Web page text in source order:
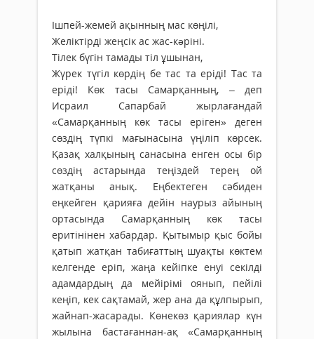
Ішпей-жемей ақынның мас көңілі,
Желіктірді жеңсік ас жас-кəріні.
Тілек бүгін тамады тіл ұшынан,
Жүрек түгіл көрдің бе тас та еріді! Тас та
еріді! Көк тасы Самарқанның, – деп
Исраил Сапарбай жырлағандай
«Самарқанның көк тасы еріген» деген
сөздің түпкі мағынасына үңіліп көрсек.
Қазақ халқының санасына енген осы бір
сөздің астарында теңіздей терең ой
жатқаны анық. Еңбектеген сәбиден
еңкейген қарияға дейін наурыз айының
ортасында Самарқанның көк тасы
еритінінен хабардар. Қытымыр қыс бойы
қатып жатқан табиғаттың шуақты көктем
келгенде еріп, жаңа кейіпке енуі секілді
адамдардың да мейірімі оянып, пейілі
кеңіп, кек сақтамай, жер ана да құлпырып,
жайнап-жасарады. Көнекөз қариялар күн
жылына бастағаннан-ақ «Самарқанның